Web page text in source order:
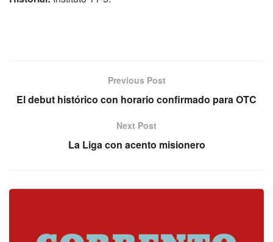
Previous Post
El debut histórico con horario confirmado para OTC
Next Post
La Liga con acento misionero